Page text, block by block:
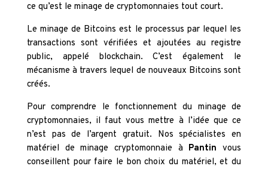
ce qu’est le minage de cryptomonnaies tout court.
Le minage de Bitcoins est le processus par lequel les
transactions sont vérifiées et ajoutées au registre
public, appelé blockchain. C’est également le
mécanisme à travers lequel de nouveaux Bitcoins sont
créés.
Pour comprendre le fonctionnement du minage de
cryptomonnaies, il faut vous mettre à l’idée que ce
n’est pas de l’argent gratuit. Nos spécialistes en
matériel de minage cryptomonnaie à Pantin vous
conseillent pour faire le bon choix du matériel, et du